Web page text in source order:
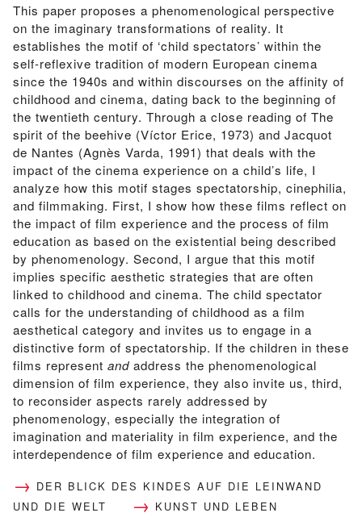
This paper proposes a phenomenological perspective
on the imaginary transformations of reality. It
establishes the motif of ‘child spectators’ within the
self-reflexive tradition of modern European cinema
since the 1940s and within discourses on the affinity of
childhood and cinema, dating back to the beginning of
the twentieth century. Through a close reading of The
spirit of the beehive (Víctor Erice, 1973) and Jacquot
de Nantes (Agnès Varda, 1991) that deals with the
impact of the cinema experience on a child’s life, I
analyze how this motif stages spectatorship, cinephilia,
and filmmaking. First, I show how these films reflect on
the impact of film experience and the process of film
education as based on the existential being described
by phenomenology. Second, I argue that this motif
implies specific aesthetic strategies that are often
linked to childhood and cinema. The child spectator
calls for the understanding of childhood as a film
aesthetical category and invites us to engage in a
distinctive form of spectatorship. If the children in these
films represent and address the phenomenological
dimension of film experience, they also invite us, third,
to reconsider aspects rarely addressed by
phenomenology, especially the integration of
imagination and materiality in film experience, and the
interdependence of film experience and education.
DER BLICK DES KINDES AUF DIE LEINWAND
UND DIE WELT
KUNST UND LEBEN